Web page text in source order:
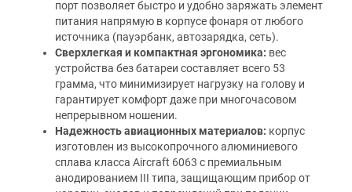
порт позволяет быстро и удобно заряжать элемент
питания напрямую в корпусе фонаря от любого
источника (пауэрбанк, автозарядка, сеть).
Сверхлегкая и компактная эргономика: вес
устройства без батареи составляет всего 53
грамма, что минимизирует нагрузку на голову и
гарантирует комфорт даже при многочасовом
непрерывном ношении.
Надежность авиационных материалов: корпус
изготовлен из высокопрочного алюминиевого
сплава класса Aircraft 6063 с премиальным
анодированием III типа, защищающим прибор от